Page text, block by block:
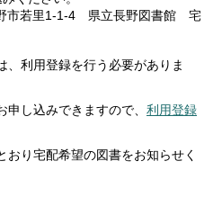
市若里1-1-4 県立長野図書館 宅
、利用登録を行う必要がありま
し込みできますので、 利用登録
り宅配希望の図書をお知らせく